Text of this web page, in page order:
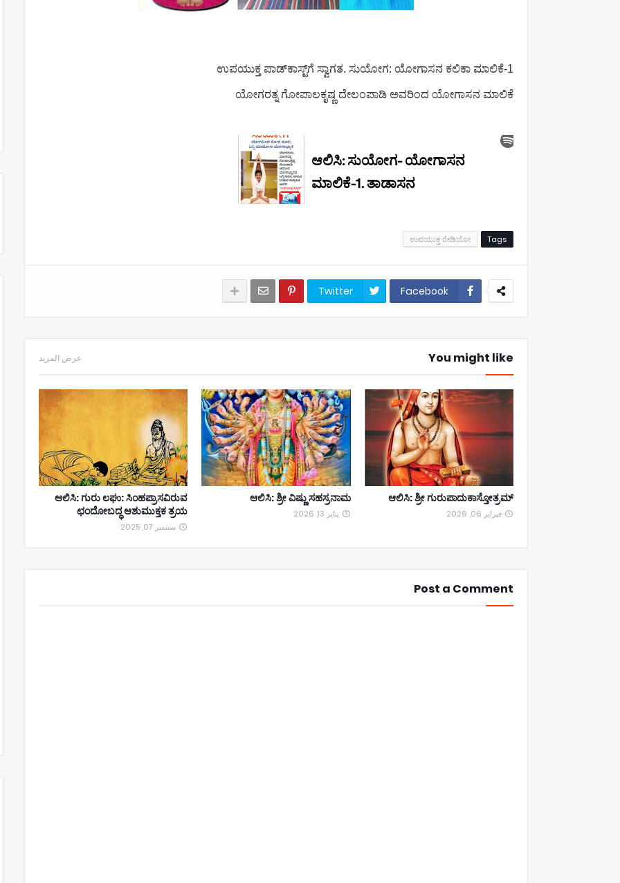
ಉಪಯುಕ್ತ ಪಾಡ್‌ಕಾಸ್ಟ್‌ಗೆ ಸ್ವಾಗತ. ಸುಯೋಗ: ಯೋಗಾಸನ ಕಲಿಕಾ ಮಾಲಿಕೆ-1
ಯೋಗರತ್ನ ಗೋಪಾಲಕೃಷ್ಣ ದೇಲಂಪಾಡಿ ಅವರಿಂದ ಯೋಗಾಸನ ಮಾಲಿಕೆ
Tags
ಉಪಯುಕ್ತ ರೇಡಿಯೋ
Facebook
Twitter
You might like عرض المزيد
ಆಲಿಸಿ: ಶ್ರೀ ಗುರುಪಾದುಕಾಸ್ತೋತ್ರಮ್
فبراير 06, 2026
ಆಲಿಸಿ: ಶ್ರೀ ವಿಷ್ಣು ಸಹಸ್ರನಾಮ
يناير 13, 2026
ಆಲಿಸಿ: ಗುರು ಲಘು: ಸಿಂಹಪ್ರಾಸವಿರುವ
ಛಂದೋಬದ್ಧ ಆಶುಮುಕ್ತಕ ತ್ರಯ
سبتمبر 07, 2025
Post a Comment